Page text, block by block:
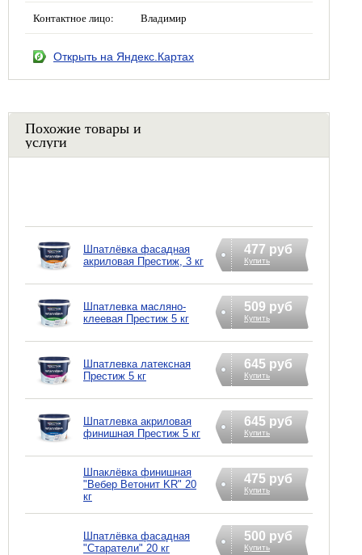
Контактное лицо: Владимир
Открыть на Яндекс.Картах
Похожие товары и
услуги
Шпатлёвка фасадная
акриловая Престиж, 3 кг
477 руб
Купить
Шпатлевка масляно-
клеевая Престиж 5 кг
509 руб
Купить
Шпатлевка латексная
Престиж 5 кг
645 руб
Купить
Шпатлевка акриловая
финишная Престиж 5 кг
645 руб
Купить
Шпаклёвка финишная
"Вебер Ветонит KR" 20
кг
475 руб
Купить
Шпатлёвка фасадная
"Старатели" 20 кг
500 руб
Купить